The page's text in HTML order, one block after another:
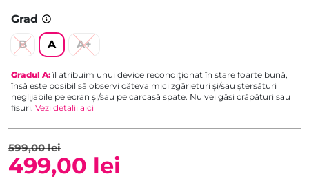
Grad
A+
A
B
Gradul A: îl atribuim unui device recondiționat în stare foarte bună,
însă este posibil să observi câteva mici zgârieturi și/sau ștersături
neglijabile pe ecran și/sau pe carcasă spate. Nu vei găsi crăpături sau
fisuri. Vezi detalii aici
599,00lei
499,00 lei